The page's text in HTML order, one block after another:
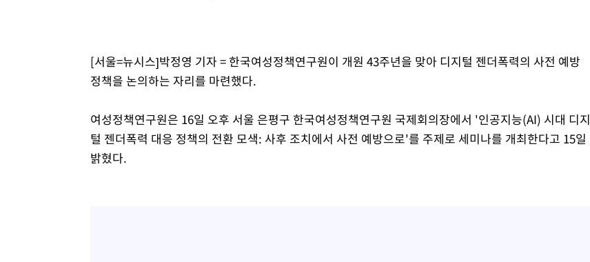
[서울=뉴시스]박정영 기자 = 한국여성정책연구원이 개원 43주년을 맞아 디지털 젠더폭력의 사전 예방
정책을 논의하는 자리를 마련했다.
여성정책연구원은 16일 오후 서울 은평구 한국여성정책연구원 국제회의장에서 '인공지능(AI) 시대 디지
털 젠더폭력 대응 정책의 전환 모색: 사후 조치에서 사전 예방으로'를 주제로 세미나를 개최한다고 15일
밝혔다.